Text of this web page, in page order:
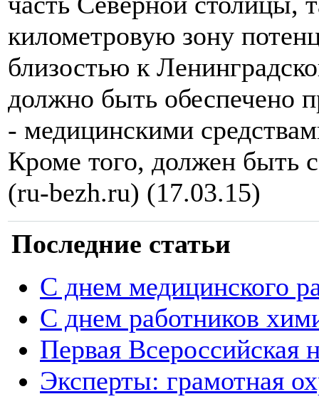
километровую зону
близостью к
должно быть обеспечено
- медицинскими
Кроме того, должен быть
(ru-bezh.ru) (17.03.15)
Последние статьи
С днем медицинского
С днем работников
Первая Всероссийская
Эксперты: грамотная